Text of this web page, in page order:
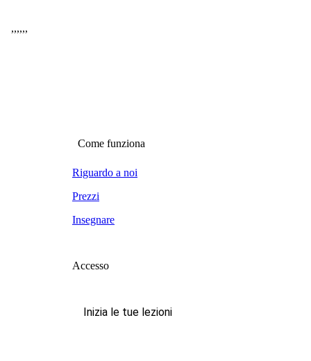
,,,,,,
Come funziona
Riguardo a noi
Prezzi
Insegnare
Accesso
Inizia le tue lezioni